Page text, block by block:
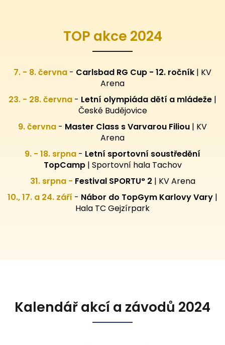
TOP akce 2024
7. - 8. června - Carlsbad RG Cup - 12. ročník | KV
Arena
23. - 28. června - Letní olympiáda dětí a mládeže |
České Budějovice
9. června - Master Class s Varvarou Filiou | KV
Arena
9. - 18. srpna - Letní sportovní soustředění
TopCamp| Sportovní hala Tachov
31. srpna - Festival SPORTU° 2 | KV Arena
10., 17. a 24. září - Nábor do TopGym Karlovy Vary |
Hala TC Gejzírpark
Kalendář akcí a závodů 2024